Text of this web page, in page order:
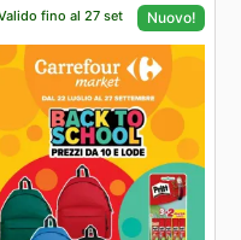
esclusive.
da Famila ed inizia
fino al 27 set Nuovo!